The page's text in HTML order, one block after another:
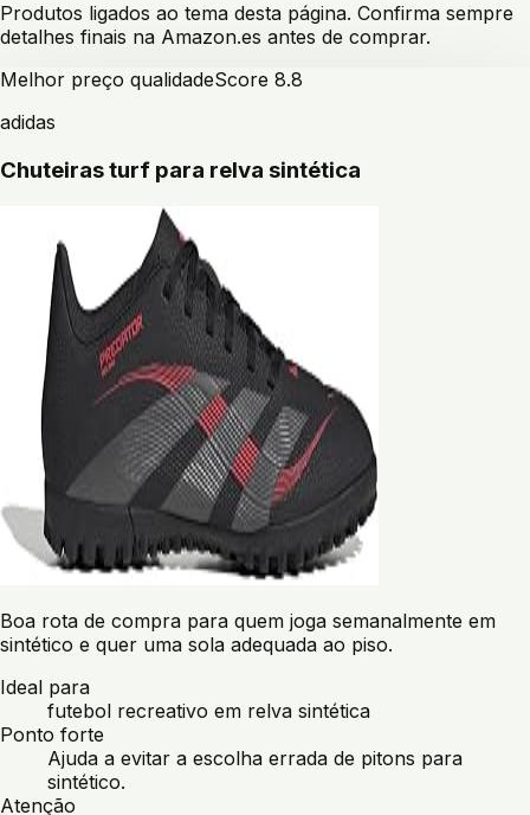
Produtos ligados ao tema desta página. Confirma sempre
detalhes finais na Amazon.es antes de comprar.
Melhor preço qualidadeScore 8.8
adidas
Chuteiras turf para relva sintética
Boa rota de compra para quem joga semanalmente em
sintético e quer uma sola adequada ao piso.
Ideal para
futebol recreativo em relva sintética
Ponto forte
Ajuda a evitar a escolha errada de pitons para
sintético.
Atenção